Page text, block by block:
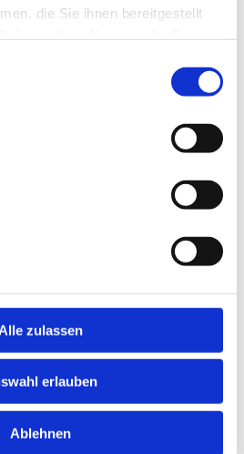
die Sie ihnen bereitgestellt
Alle zulassen
erlauben
Ablehnen